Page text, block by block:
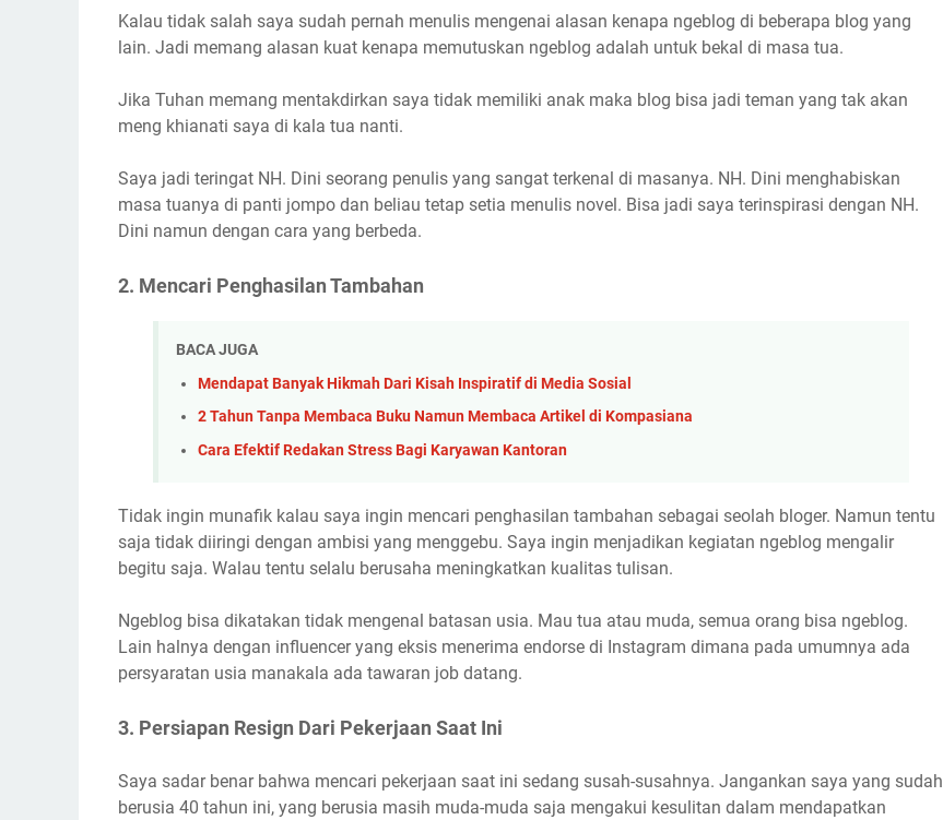
Kalau tidak salah saya sudah pernah menulis mengenai alasan kenapa ngeblog di beberapa blog yang
lain. Jadi memang alasan kuat kenapa memutuskan ngeblog adalah untuk bekal di masa tua.
Jika Tuhan memang mentakdirkan saya tidak memiliki anak maka blog bisa jadi teman yang tak akan
meng khianati saya di kala tua nanti.
Saya jadi teringat NH. Dini seorang penulis yang sangat terkenal di masanya. NH. Dini menghabiskan
masa tuanya di panti jompo dan beliau tetap setia menulis novel. Bisa jadi saya terinspirasi dengan NH.
Dini namun dengan cara yang berbeda.
2. Mencari Penghasilan Tambahan
BACA JUGA
Mendapat Banyak Hikmah Dari Kisah Inspiratif di Media Sosial
2 Tahun Tanpa Membaca Buku Namun Membaca Artikel di Kompasiana
Cara Efektif Redakan Stress Bagi Karyawan Kantoran
Tidak ingin munafik kalau saya ingin mencari penghasilan tambahan sebagai seolah bloger. Namun tentu
saja tidak diiringi dengan ambisi yang menggebu. Saya ingin menjadikan kegiatan ngeblog mengalir
begitu saja. Walau tentu selalu berusaha meningkatkan kualitas tulisan.
Ngeblog bisa dikatakan tidak mengenal batasan usia. Mau tua atau muda, semua orang bisa ngeblog.
Lain halnya dengan influencer yang eksis menerima endorse di Instagram dimana pada umumnya ada
persyaratan usia manakala ada tawaran job datang.
3. Persiapan Resign Dari Pekerjaan Saat Ini
Saya sadar benar bahwa mencari pekerjaan saat ini sedang susah-susahnya. Jangankan saya yang sudah
berusia 40 tahun ini, yang berusia masih muda-muda saja mengakui kesulitan dalam mendapatkan